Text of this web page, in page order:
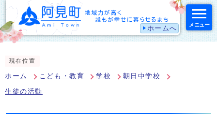
ホームへ メニュー
現在位置
ホーム こども・教育 学校 朝日中学校
生徒の活動